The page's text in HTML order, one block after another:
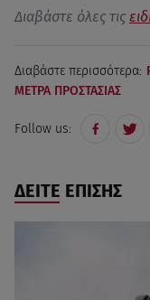
Διαβάστε όλες τις
Διαβάστε περισσότερα:
ΜΕΤΡΑ ΠΡΟΣΤΑΣΙΑΣ
Follow us:
ΔΕΙΤΕ ΕΠΙΣΗΣ